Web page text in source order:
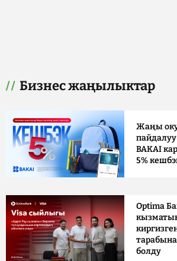
Бизнес жаңылыктар
Жаңы
BAKAI
5%
Optima
болду